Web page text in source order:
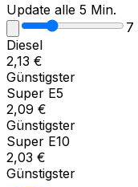
Update alle 5 Min.
7
Diesel
2,13 €
Günstigster
Super E5
2,09 €
Günstigster
Super E10
2,03 €
Günstigster